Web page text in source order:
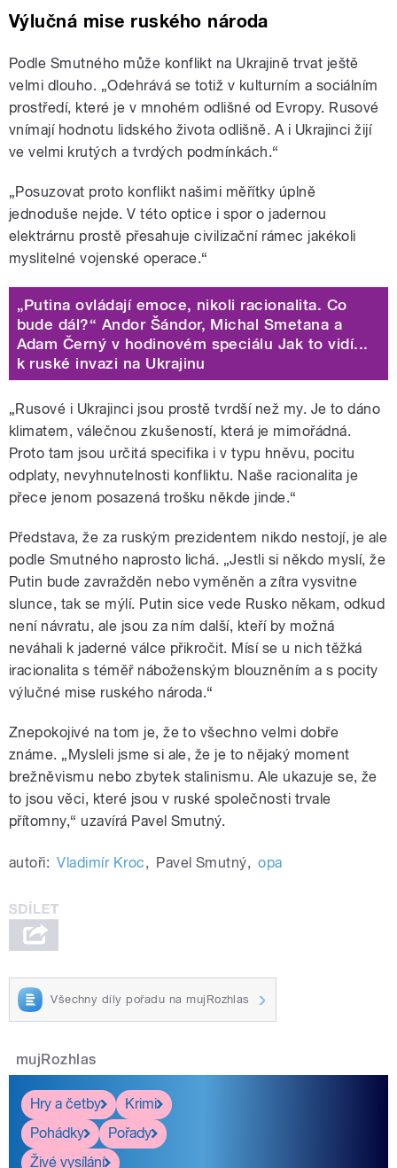
Výlučná mise ruského národa
Podle Smutného může konflikt na Ukrajině trvat ještě
velmi dlouho. „Odehrává se totiž v kulturním a sociálním
prostředí, které je v mnohém odlišné od Evropy. Rusové
vnímají hodnotu lidského života odlišně. A i Ukrajinci žijí
ve velmi krutých a tvrdých podmínkách.“
„Posuzovat proto konflikt našimi měřítky úplně
jednoduše nejde. V této optice i spor o jadernou
elektrárnu prostě přesahuje civilizační rámec jakékoli
myslitelné vojenské operace.“
„Putina ovládají emoce, nikoli racionalita. Co
bude dál?“ Andor Šándor, Michal Smetana a
Adam Černý v hodinovém speciálu Jak to vidí...
k ruské invazi na Ukrajinu
„Rusové i Ukrajinci jsou prostě tvrdší než my. Je to dáno
klimatem, válečnou zkušeností, která je mimořádná.
Proto tam jsou určitá specifika i v typu hněvu, pocitu
odplaty, nevyhnutelnosti konfliktu. Naše racionalita je
přece jenom posazená trošku někde jinde.“
Představa, že za ruským prezidentem nikdo nestojí, je ale
podle Smutného naprosto lichá. „Jestli si někdo myslí, že
Putin bude zavražděn nebo vyměněn a zítra vysvitne
slunce, tak se mýlí. Putin sice vede Rusko někam, odkud
není návratu, ale jsou za ním další, kteří by možná
neváhali k jaderné válce přikročit. Mísí se u nich těžká
iracionalita s téměř náboženským blouzněním a s pocity
výlučné mise ruského národa.“
Znepokojivé na tom je, že to všechno velmi dobře
známe. „Mysleli jsme si ale, že je to nějaký moment
brežněvismu nebo zbytek stalinismu. Ale ukazuje se, že
to jsou věci, které jsou v ruské společnosti trvale
přítomny,“ uzavírá Pavel Smutný.
autoři: Vladimír Kroc, Pavel Smutný, opa
Všechny díly pořadu na mujRozhlas
mujRozhlas
Hry a četby
Krimi
Pohádky
Pořady
Živé vysílání